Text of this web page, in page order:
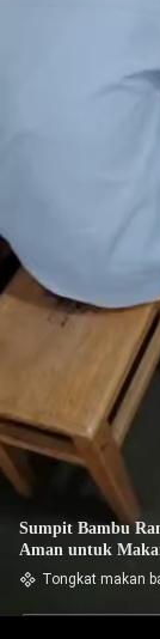
Sumpit Bambu
Aman untuk
Tongkat makan